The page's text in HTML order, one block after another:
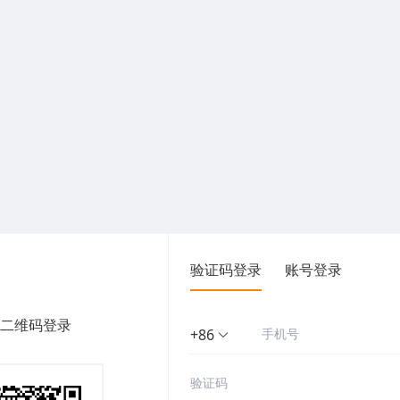
维码登录
验证码登录 账号登录
+86